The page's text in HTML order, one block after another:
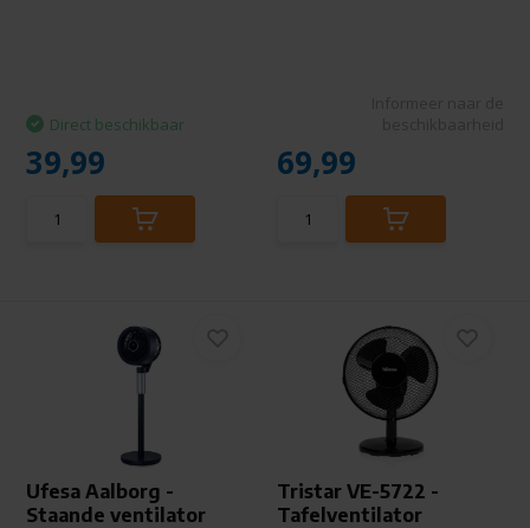
Direct beschikbaar
39,99 69,99
Ufesa Aalborg -
Staande ventilator
Tristar VE-5722 -
Tafelventilator